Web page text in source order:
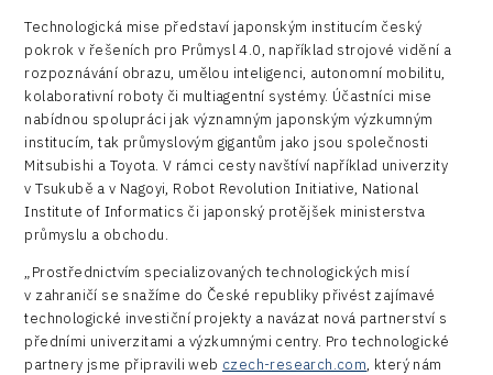
Technologická mise představí japonským institucím český
pokrok v řešeních pro Průmysl 4.0, například strojové vidění a
rozpoznávání obrazu, umělou inteligenci, autonomní mobilitu,
kolaborativní roboty či multiagentní systémy. Účastníci mise
nabídnou spolupráci jak významným japonským výzkumným
institucím, tak průmyslovým gigantům jako jsou společnosti
Mitsubishi a Toyota. V rámci cesty navštíví například univerzity
v Tsukubě a v Nagoyi, Robot Revolution Initiative, National
Institute of Informatics či japonský protějšek ministerstva
průmyslu a obchodu.
„Prostřednictvím specializovaných technologických misí
v zahraničí se snažíme do České republiky přivést zajímavé
technologické investiční projekty a navázat nová partnerství s
předními univerzitami a výzkumnými centry. Pro technologické
partnery jsme připravili web czech-research.com, který nám